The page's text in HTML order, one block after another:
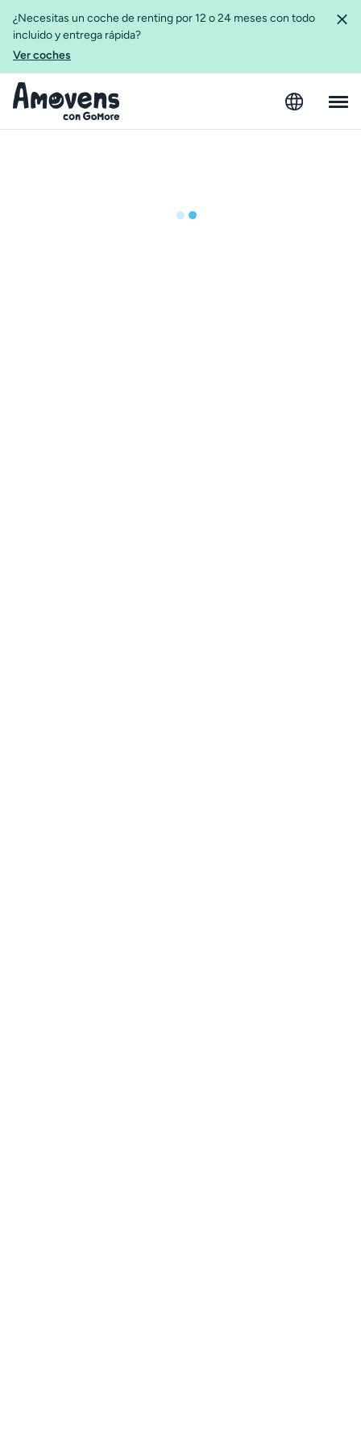
¿Necesitas un coche de renting por 12 o 24 meses con todo
incluido y entrega rápida?
Ver coches